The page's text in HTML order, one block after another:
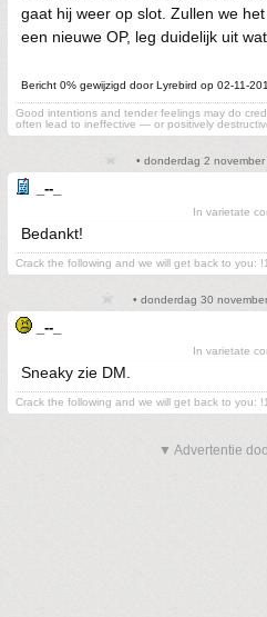
gaat hij weer op slot. Zullen we
een nieuwe OP, leg duidelijk uit
Bericht 0% gewijzigd door Lyrebird op 02-11-
Good intentions and tender feelings may do
often lead to ineffective — or positively
• donderdag 2
_--_
In varietate
Bedankt!
Crack the following and we will get back to you:
• donderdag 30
_--_
In varietate
Sneaky zie DM.
Crack the following and we will get back to you:
▼ Advertentie